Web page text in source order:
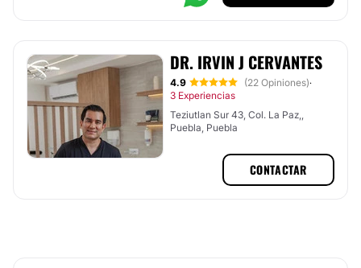
DR. IRVIN J CERVANTES
4.9 (22 Opiniones)·
3 Experiencias
Teziutlan Sur 43, Col. La Paz,,
Puebla, Puebla
CONTACTAR